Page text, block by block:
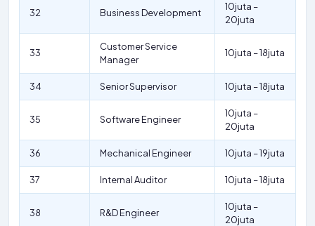
32 Business Development
10juta –
20juta
33
Customer Service
Manager
10juta – 18juta
34 Senior Supervisor 10juta – 18juta
35 Software Engineer
10juta –
20juta
36 Mechanical Engineer 10juta – 19juta
37 Internal Auditor 10juta – 18juta
38 R&D Engineer
10juta –
20juta